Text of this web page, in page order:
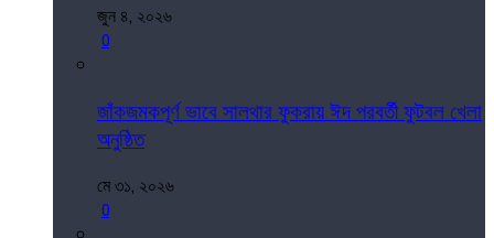
জুন ৪, ২০২৬
0
জাঁকজমকপূর্ণ ভাবে সালথার ফুকরায় ঈদ পরবর্তী ফুটবল খেলা
অনুষ্ঠিত
মে ৩১, ২০২৬
0